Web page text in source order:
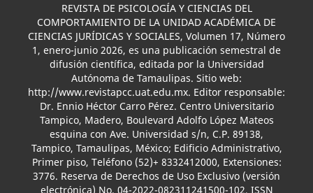
REVISTA DE PSICOLOGÍA Y CIENCIAS DEL
COMPORTAMIENTO DE LA UNIDAD ACADÉMICA DE
CIENCIAS JURÍDICAS Y SOCIALES, Volumen 17, Número
1, enero-junio 2026, es una publicación semestral de
difusión científica, editada por la Universidad
Autónoma de Tamaulipas. Sitio web:
http://www.revistapcc.uat.edu.mx. Editor responsable:
Dr. Ennio Héctor Carro Pérez. Centro Universitario
Tampico, Madero, Boulevard Adolfo López Mateos
esquina con Ave. Universidad s/n, C.P. 89138,
Tampico, Tamaulipas, México; Edificio Administrativo,
Primer piso, Teléfono (52)+ 8332412000, Extensiones:
3776. Reserva de Derechos de Uso Exclusivo (versión
electrónica) No. 04-2022-082311241500-102, ISSN